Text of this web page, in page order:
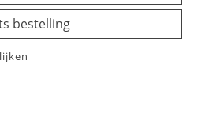
bestelling